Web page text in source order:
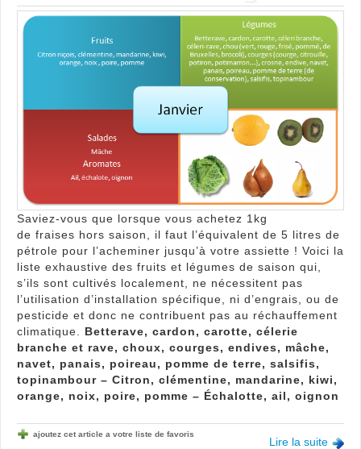
Saviez-vous que lorsque vous achetez 1kg
de fraises hors saison, il faut l’équivalent de 5 litres de
pétrole pour l’acheminer jusqu’à votre assiette ! Voici la
liste exhaustive des fruits et légumes de saison qui,
s’ils sont cultivés localement, ne nécessitent pas
l’utilisation d’installation spécifique, ni d’engrais, ou de
pesticide et donc ne contribuent pas au réchauffement
climatique. Betterave, cardon, carotte, célerie
branche et rave, choux, courges, endives, mâche,
navet, panais, poireau, pomme de terre, salsifis,
topinambour – Citron, clémentine, mandarine, kiwi,
orange, noix, poire, pomme – Échalotte, ail, oignon
Lire la suite
ajoutez cet article a votre liste de favoris